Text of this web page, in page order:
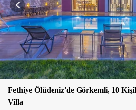
Fethiye Ölüdeniz'de Görkemli, 10
Villa